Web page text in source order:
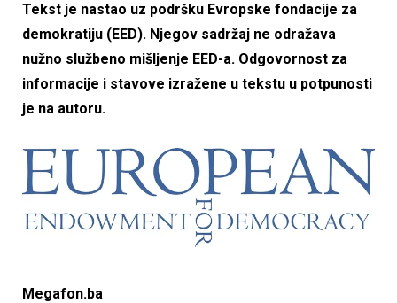
Tekst je nastao uz podršku Evropske fondacije za
demokratiju (EED). Njegov sadržaj ne odražava
nužno službeno mišljenje EED-a. Odgovornost za
informacije i stavove izražene u tekstu u potpunosti
je na autoru.
Megafon.ba